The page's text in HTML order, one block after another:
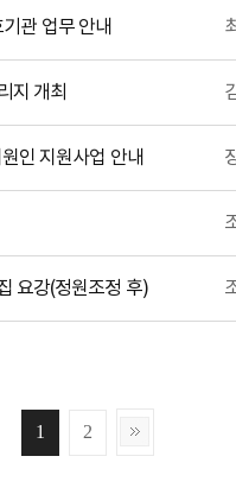
관 업무 안내
지 개최
인 지원사업 안내
요강(정원조정 후)
1 2